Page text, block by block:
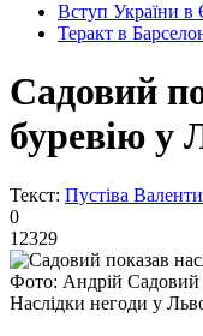
Вступ України в
Теракт в
Садовий
буревію у
Текст: Пустіва
0
12329
Фото: Андрій Садовий
Наслідки негоди у